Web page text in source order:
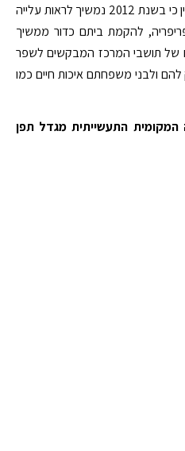
ולחנך את ילדיהם בגליל. אני מאמין כי בשנת 2012 נמשיך לראות עלייה
להקמת ביתם כדור ממשיך
של תושבי המרכז המבקשים לשפר
ולבני משפחתם איכות חיים כמו
התעשייתית מגדל תפן